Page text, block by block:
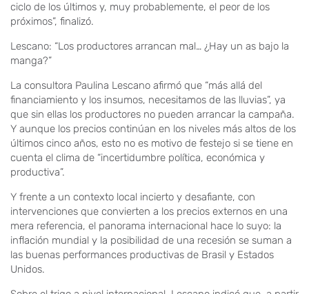
ciclo de los últimos y, muy probablemente, el peor de los
próximos”, finalizó.
Lescano: “Los productores arrancan mal… ¿Hay un as bajo la
manga?”
La consultora Paulina Lescano afirmó que “más allá del
financiamiento y los insumos, necesitamos de las lluvias”, ya
que sin ellas los productores no pueden arrancar la campaña.
Y aunque los precios continúan en los niveles más altos de los
últimos cinco años, esto no es motivo de festejo si se tiene en
cuenta el clima de “incertidumbre política, económica y
productiva”.
Y frente a un contexto local incierto y desafiante, con
intervenciones que convierten a los precios externos en una
mera referencia, el panorama internacional hace lo suyo: la
inflación mundial y la posibilidad de una recesión se suman a
las buenas performances productivas de Brasil y Estados
Unidos.